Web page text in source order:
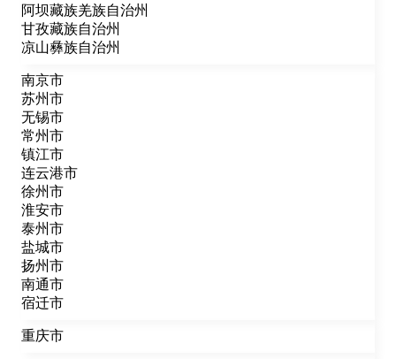
阿坝藏族羌族自治州
甘孜藏族自治州
凉山彝族自治州
南京市
苏州市
无锡市
常州市
镇江市
连云港市
徐州市
淮安市
泰州市
盐城市
扬州市
南通市
宿迁市
重庆市